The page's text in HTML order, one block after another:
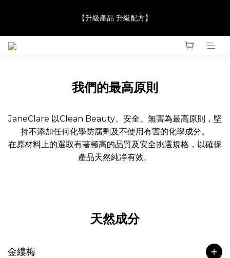
Award 勇奪金獎】
【升級產品 升級配方】
【JaneClare 康膚薈在iida Award Milan 2024 Professional
我們的最高原則
JaneClare 以Clean Beauty、安全、無害為最高原則，堅
持不添加任何化學防腐劑及不使用有害的化學成分。
在原材料上的選取有著極高的品質及安全挑選規格，以確保
產品天然純净有效。
天然成分
金縷梅